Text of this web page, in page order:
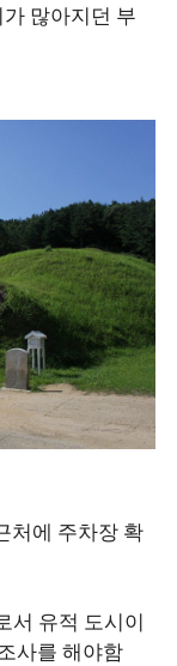
많아지던 부
처에 주차장 확
서 유적 도시이
사를 해야함